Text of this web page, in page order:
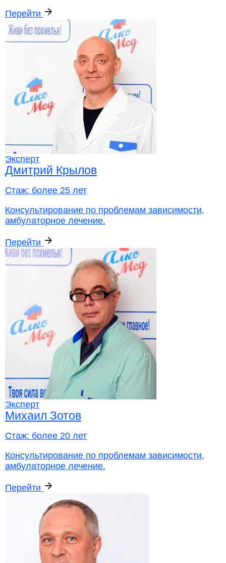
Перейти
Эксперт
Дмитрий Крылов
Стаж: более 25 лет
Консультирование по проблемам зависимости,
амбулаторное лечение.
Перейти
Эксперт
Михаил Зотов
Стаж: более 20 лет
Консультирование по проблемам зависимости,
амбулаторное лечение.
Перейти